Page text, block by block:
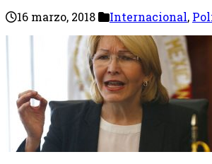
16 marzo, 2018 Internacional,